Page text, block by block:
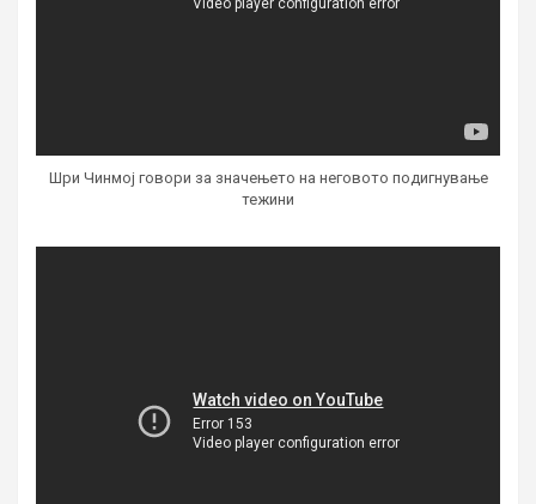
Шри Чинмој говори за значењето на неговото подигнување
тежини